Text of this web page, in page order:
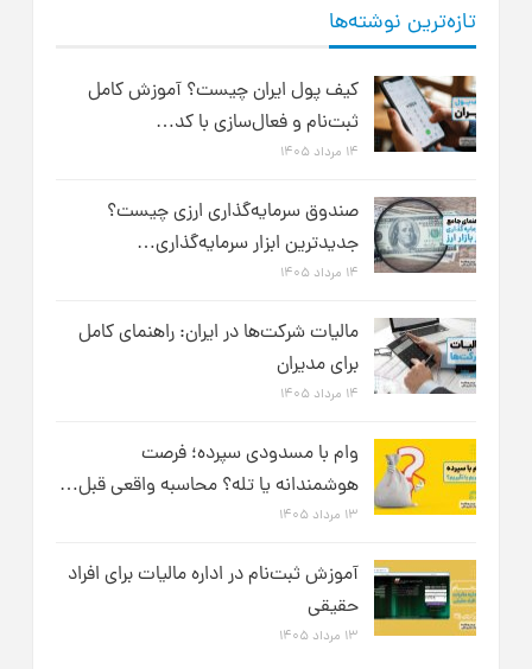
تازه‌ترین نوشته‌ها
کیف پول ایران چیست؟ آموزش کامل
ثبت‌نام و فعال‌سازی با کد…
۱۴ مرداد ۱۴۰۵
صندوق سرمایه‌گذاری ارزی چیست؟
جدیدترین ابزار سرمایه‌گذاری…
۱۴ مرداد ۱۴۰۵
مالیات شرکت‌ها در ایران: راهنمای کامل
برای مدیران
۱۴ مرداد ۱۴۰۵
وام با مسدودی سپرده؛ فرصت
هوشمندانه یا تله؟ محاسبه واقعی قبل…
۱۳ مرداد ۱۴۰۵
آموزش ثبت‌نام در اداره مالیات برای افراد
حقیقی
۱۳ مرداد ۱۴۰۵